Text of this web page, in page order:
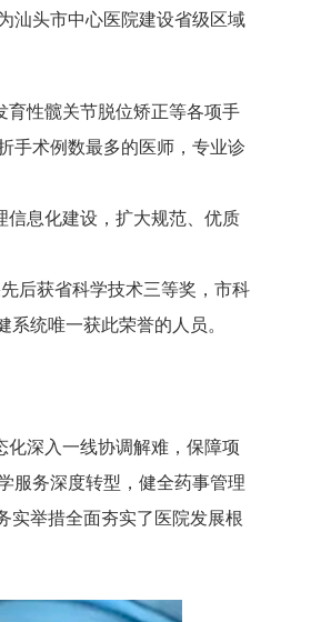
汕头市中心医院建设省级区域
育性髋关节脱位矫正等各项手
手术例数最多的医师，专业诊
信息化建设，扩大规范、优质
后获省科学技术三等奖，市科
统唯一获此荣誉的人员。
深入一线协调解难，保障项
服务深度转型，健全药事管理
实举措全面夯实了医院发展根